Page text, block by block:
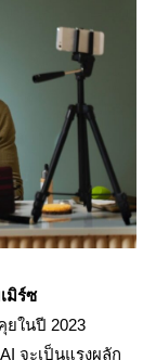
มิร์ซ
ยในปี 2023
จะเป็นแรงผลัก